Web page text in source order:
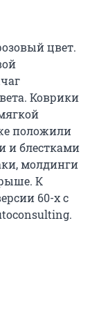
цвет.
Коврики
положили
и блестками
молдинги
К
60-х с